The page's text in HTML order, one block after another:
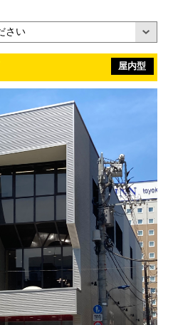
屋内型